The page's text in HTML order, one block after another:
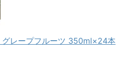
グレープフルーツ 350ml×24本